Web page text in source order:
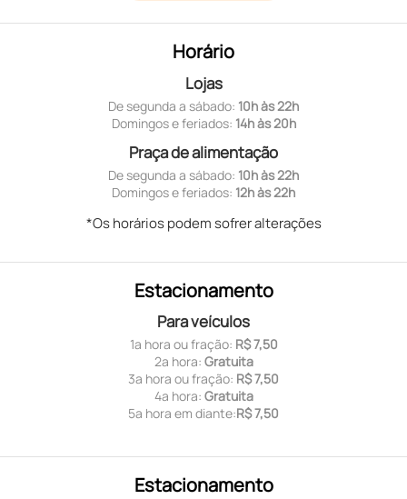
Horário
Lojas
De segunda a sábado: 10h às 22h
Domingos e feriados: 14h às 20h
Praça de alimentação
De segunda a sábado: 10h às 22h
Domingos e feriados: 12h às 22h
*Os horários podem sofrer alterações
Estacionamento
Para veículos
1ª hora ou fração: R$ 7,50
2ª hora: Gratuita
3ª hora ou fração: R$ 7,50
4ª hora: Gratuita
5ª hora em diante:R$ 7,50
Estacionamento